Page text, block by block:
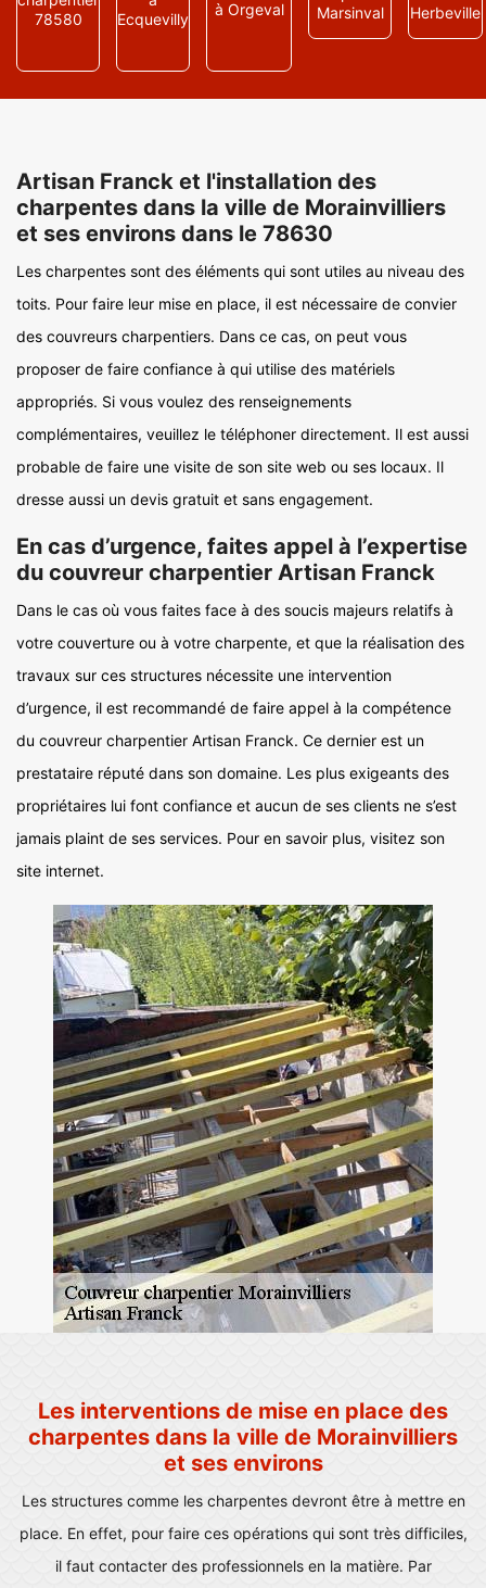
78580
Ecquevilly
à Orgeval
Marsinval
Herbeville
Artisan Franck et l'installation des
charpentes dans la ville de Morainvilliers
et ses environs dans le 78630
Les charpentes sont des éléments qui sont utiles au niveau des
toits. Pour faire leur mise en place, il est nécessaire de convier
des couvreurs charpentiers. Dans ce cas, on peut vous
proposer de faire confiance à qui utilise des matériels
appropriés. Si vous voulez des renseignements
complémentaires, veuillez le téléphoner directement. Il est aussi
probable de faire une visite de son site web ou ses locaux. Il
dresse aussi un devis gratuit et sans engagement.
En cas d’urgence, faites appel à l’expertise
du couvreur charpentier Artisan Franck
Dans le cas où vous faites face à des soucis majeurs relatifs à
votre couverture ou à votre charpente, et que la réalisation des
travaux sur ces structures nécessite une intervention
d’urgence, il est recommandé de faire appel à la compétence
du couvreur charpentier Artisan Franck. Ce dernier est un
prestataire réputé dans son domaine. Les plus exigeants des
propriétaires lui font confiance et aucun de ses clients ne s’est
jamais plaint de ses services. Pour en savoir plus, visitez son
site internet.
Les interventions de mise en place des
charpentes dans la ville de Morainvilliers
et ses environs
Les structures comme les charpentes devront être à mettre en
place. En effet, pour faire ces opérations qui sont très difficiles,
il faut contacter des professionnels en la matière. Par